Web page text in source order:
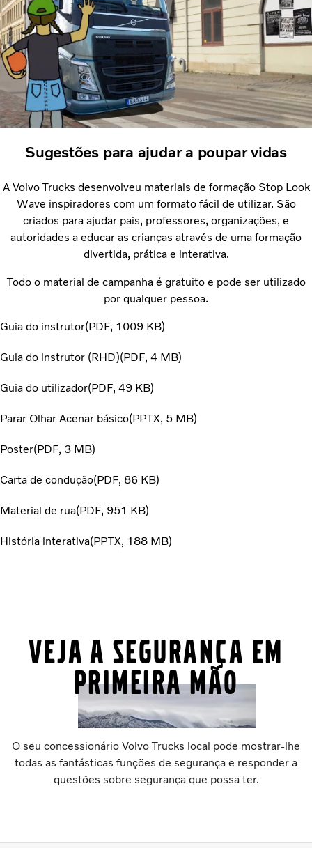
Sugestões para ajudar a poupar vidas
A Volvo Trucks desenvolveu materiais de formação Stop Look
Wave inspiradores com um formato fácil de utilizar. São
criados para ajudar pais, professores, organizações, e
autoridades a educar as crianças através de uma formação
divertida, prática e interativa.
Todo o material de campanha é gratuito e pode ser utilizado
por qualquer pessoa.
Guia do instrutor PDF 1009 KB
Guia do instrutor (RHD) PDF 4 MB
Guia do utilizador PDF 49 KB
Parar Olhar Acenar básico PPTX 5 MB
Poster PDF 3 MB
Carta de condução PDF 86 KB
Material de rua PDF 951 KB
História interativa PPTX 188 MB
Veja a segurança em
primeira mão
O seu concessionário Volvo Trucks local pode mostrar-lhe
todas as fantásticas funções de segurança e responder a
questões sobre segurança que possa ter.